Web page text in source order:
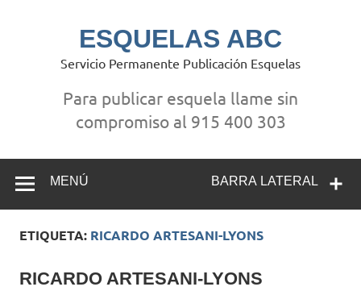
ESQUELAS ABC
Servicio Permanente Publicación Esquelas
Para publicar esquela llame sin
compromiso al 915 400 303
BARRA LATERAL
MENÚ
ETIQUETA: RICARDO ARTESANI-LYONS
RICARDO ARTESANI-LYONS